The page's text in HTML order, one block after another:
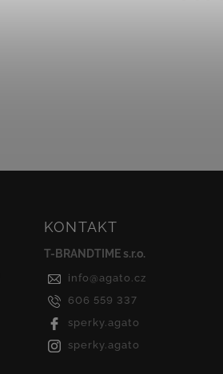
KONTAKT
T-BRANDTIME s.r.o.
info @agato.cz
606 559 337
sperky.agato
sperky.agato